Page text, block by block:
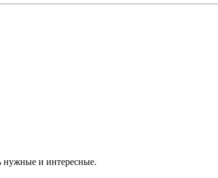
нужные и интересные.